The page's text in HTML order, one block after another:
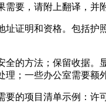
需要，请附上翻译，并
址证明和资格。包括护
全的方法；保留收据。
理；一些办公室需要额
要的项目清单示例：许